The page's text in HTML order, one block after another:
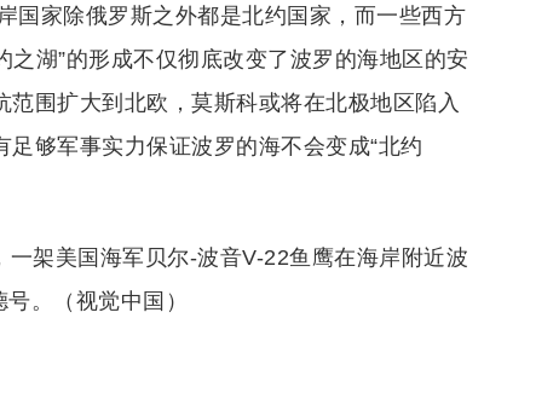
国家除俄罗斯之外都是北约国家，而一些西方
之湖”的形成不仅彻底改变了波罗的海地区的安
围扩大到北欧，莫斯科或将在北极地区陷入
够军事实力保证波罗的海不会变成“北约
架美国海军贝尔-波音V-22鱼鹰在海岸附近波
。（视觉中国）